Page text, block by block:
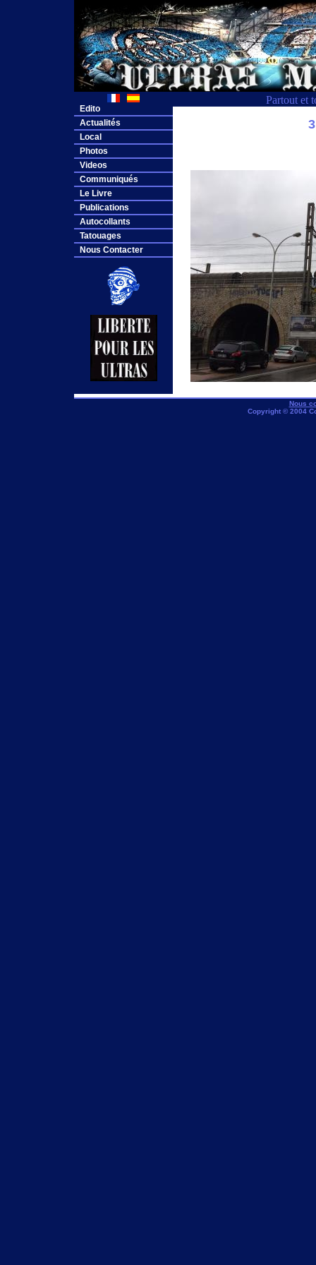
Partout et
Edito
Actualités
Local
Photos
Videos
Communiqués
Le Livre
Publications
Autocollants
Tatouages
Nous Contacter
Nous
Copyright © 2004